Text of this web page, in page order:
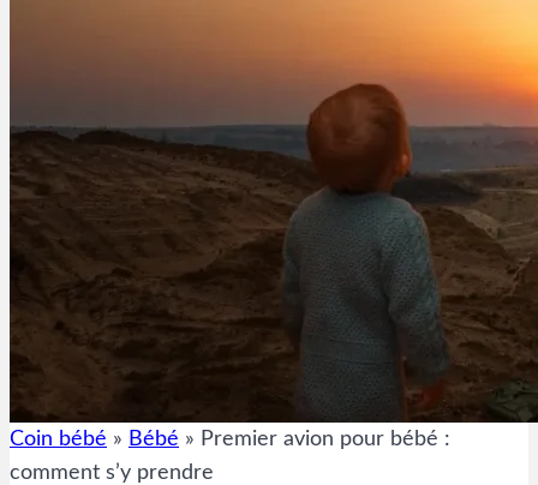
Coin bébé » Bébé » Premier avion pour bébé :
comment s’y prendre